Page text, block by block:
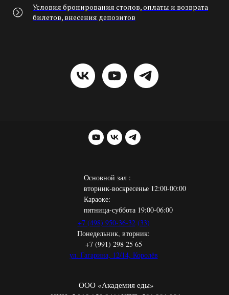
Условия бронирования столов, оплаты и возврата
билетов, внесения депозитов
+7 (498) 950-36-32 (33)
Понедельник, вторник:
+7 (991) 298 25 65
ул. Гагарина, 12/14, Королёв
Основной зал :
вторник-воскресенье 12:00-00:00
Караоке:
пятница-суббота 19:00-06:00
ООО «Академия еды»